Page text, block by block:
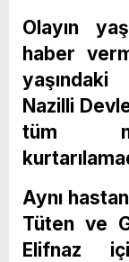
Olayın
haber
yaşındaki
Nazilli
tüm
Aynı
Tüten ve
Elifnaz